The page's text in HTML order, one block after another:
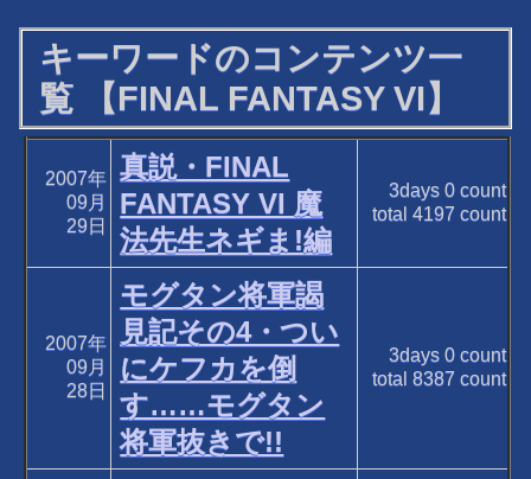
キーワードのコンテンツ一
覧 【FINAL FANTASY VI】
2007年
09月
29日
真説・FINAL
FANTASY VI 魔
法先生ネギま!編
3days 0count
total 4197 count
2007年
09月
28日
モグタン将軍謁
見記その4・つい
にケフカを倒
す……モグタン
将軍抜きで!!
3days 0count
total 8387 count